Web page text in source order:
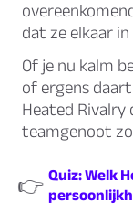
dat ze elkaar
Of je nu kalm
of ergens
Heated Rivalry
teamgenoot
👉 Quiz: Welk